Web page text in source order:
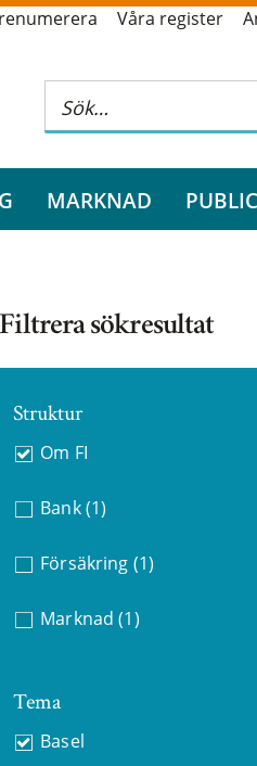
Våra register
MARKNAD
Filtrera sökresultat
Struktur
Om FI
Bank (1)
Försäkring (1)
Marknad (1)
Tema
Basel